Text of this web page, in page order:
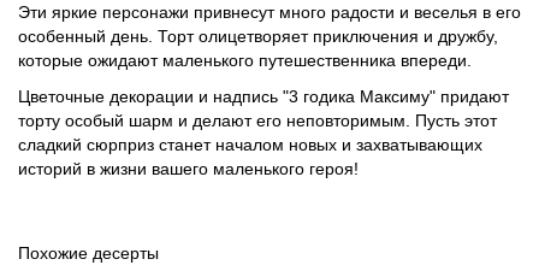
Эти яркие персонажи привнесут много радости и веселья в его
особенный день. Торт олицетворяет приключения и дружбу,
которые ожидают маленького путешественника впереди.
Цветочные декорации и надпись "3 годика Максиму" придают
торту особый шарм и делают его неповторимым. Пусть этот
сладкий сюрприз станет началом новых и захватывающих
историй в жизни вашего маленького героя!
Похожие десерты